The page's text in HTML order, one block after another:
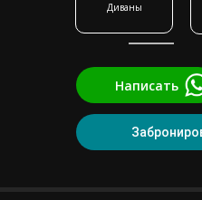
Диваны
Написать